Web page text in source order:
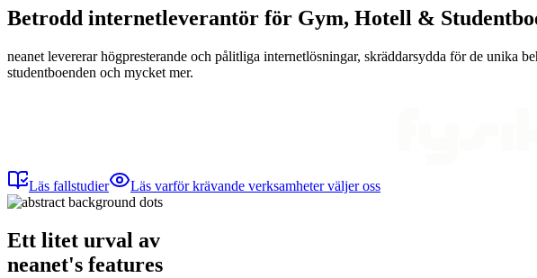
Betrodd internetleverantör för Gym, Hotell &
neanet levererar högpresterande och pålitliga internetlösningar, skräddarsydda för de unika
studentboenden och mycket mer.
Läs fallstudier Läs varför krävande verksamheter väljer oss
Ett litet urval av
neanet's features